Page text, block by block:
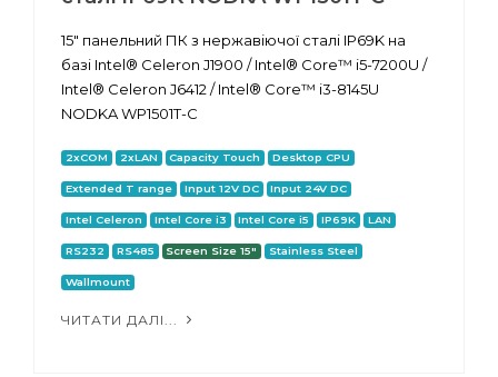
15" панельний ПК з нержавіючої сталі IP69K на
базі Intel® Celeron J1900 / Intel® Core™ i5-7200U /
Intel® Celeron J6412 / Intel® Core™ i3-8145U
NODKA WP1501T-C
2xCOM 2xLAN Capacity Touch Desktop CPU
Extended T range Input 12V DC Input 24V DC
Intel Celeron Intel Core i3 Intel Core i5 IP69K LAN
RS232 RS485 Screen Size 15" Stainless Steel
Wallmount
ЧИТАТИ ДАЛІ...